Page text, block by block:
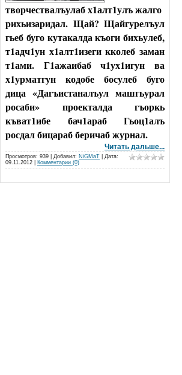
творчествалъулаб х1алт1улъ жалго
рихьизаридал. Щай? Щайгурелъул
гьеб буго кутакалда къоги бихьулеб,
т1адч1ун х1алт1изеги кколеб заман
т1ами. Г1ажаибаб ч1ух1игун ва
х1урматгун кодобе босулеб буго
дица «Дагъистаналъул машгьурал
росаби» проекталда гъоркь
къват1ибе бач1араб Гьоц1алъ
росдал бицараб беричаб журнал.
Читать дальше...
Просмотров: 939 | Добавил: NiGMaT | Дата:
09.11.2012
Комментарии (0)